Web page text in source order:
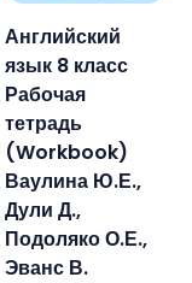
Английский
язык 8 класс
Рабочая
тетрадь
(Workbook)
Ваулина Ю.Е.,
Дули Д.,
Подоляко О.Е.,
Эванс В.